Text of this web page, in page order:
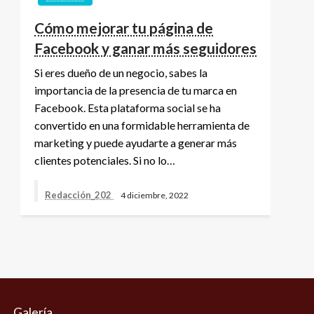
Cómo mejorar tu página de
Facebook y ganar más seguidores
Si eres dueño de un negocio, sabes la
importancia de la presencia de tu marca en
Facebook. Esta plataforma social se ha
convertido en una formidable herramienta de
marketing y puede ayudarte a generar más
clientes potenciales. Si no lo…
Redacción_202 4 diciembre, 2022